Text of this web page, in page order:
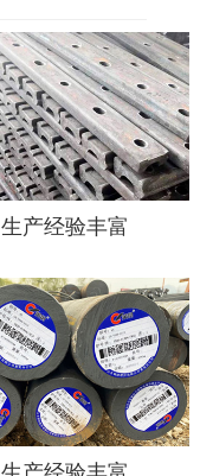
生产经验丰富